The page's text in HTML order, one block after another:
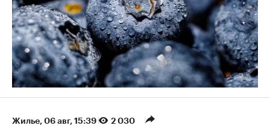
Жилье 06 авг, 15:39 2 030